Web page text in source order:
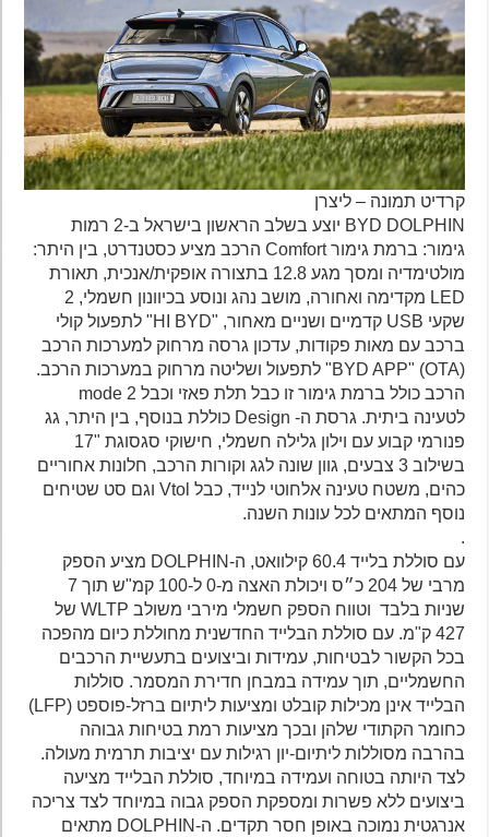
קרדיט תמונה – ליצרן
BYD DOLPHIN יוצע בשלב הראשון בישראל ב-2 רמות
גימור: ברמת גימור Comfort הרכב מציע כסטנדרט, בין היתר:
מולטימדיה ומסך מגע 12.8 בתצורה אופקית/אנכית, תאורת
LED מקדימה ואחורה, מושב נהג ונוסע בכיוונון חשמלי, 2
שקעי USB קדמיים ושניים מאחור, "HI BYD" לתפעול קולי
ברכב עם מאות פקודות, עדכון גרסה מרחוק למערכות הרכב
(OTA) "BYD APP" לתפעול ושליטה מרחוק במערכות הרכב.
הרכב כולל ברמת גימור זו כבל תלת פאזי וכבל mode 2
לטעינה ביתית. גרסת ה- Design כוללת בנוסף, בין היתר, גג
פנורמי קבוע עם וילון גלילה חשמלי, חישוקי סגסוגת "17
בשילוב 3 צבעים, גוון שונה לגג וקורות הרכב, חלונות אחוריים
כהים, משטח טעינה אלחוטי לנייד, כבל Vtol וגם סט שטיחים
נוסף המתאים לכל עונות השנה.
עם סוללת בלייד 60.4 קילוואט, ה-DOLPHIN מציע הספק
מרבי של 204 כ״ס ויכולת האצה מ-0 ל-100 קמ"ש תוך 7
שניות בלבד וטווח הספק חשמלי מירבי משולב WLTP של
427 ק"מ. עם סוללת הבלייד החדשנית מחוללת כיום מהפכה
בכל הקשור לבטיחות, עמידות וביצועים בתעשיית הרכבים
החשמליים, תוך עמידה במבחן חדירת המסמר. סוללות
הבלייד אינן מכילות קובלט ומציעות ליתיום ברזל-פוספט (LFP)
כחומר הקתודי שלהן ובכך מציעות רמת בטיחות גבוהה
בהרבה מסוללות ליתיום-יון רגילות עם יציבות תרמית מעולה.
לצד היותה בטוחה ועמידה במיוחד, סוללת הבלייד מציעה
ביצועים ללא פשרות ומספקת הספק גבוה במיוחד לצד צריכה
אנרגטית נמוכה באופן חסר תקדים. ה-DOLPHIN מתאים